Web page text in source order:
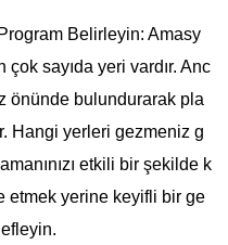
Belirleyin: Amasy
sayıda yeri vardır. Anc
önünde bulundurarak pla
Hangi yerleri gezmeniz g
etkili bir şekilde k
etmek yerine keyifli bir ge